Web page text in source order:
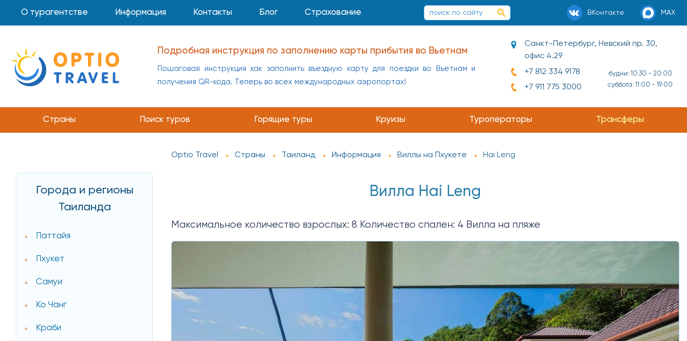
О турагентстве Информация Контакты Блог Страхование ВКонтакте MAX
Инструкция по заполнению карты прибытия в Китай
Пошаговая инструкция как заполнить въездную карту для поездки в Китай и
получения QR-кода
Санкт-Петербург, Невский пр. 30,
офис 4.29
+7 812 334 9178
+7 911 775 3000
будни: 10:30 - 20:00
суббота: 11:00 - 19:00
Страны Поиск туров Горящие туры Круизы Туроператоры Трансферы
Города и регионы
Таиланда
Паттайя
Пхукет
Самуи
Ко Чанг
Краби
Optio Travel Страны Таиланд Информация Виллы на Пхукете Hai Leng
Вилла Hai Leng
Максимальное количество взрослых: 8 Количество спален: 4 Вилла на пляже